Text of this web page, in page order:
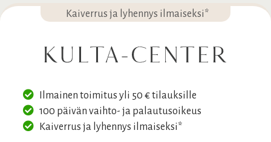
Kaiverrus ja lyhennys ilmaiseksi*
Ilmainen toimitus yli 50 € tilauksille
100 päivän vaihto- ja palautusoikeus
Kaiverrus ja lyhennys ilmaiseksi*